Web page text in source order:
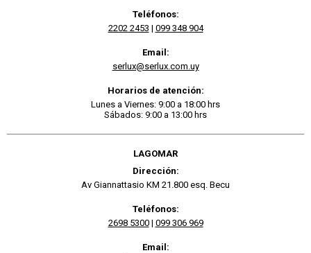
Teléfonos:
2202 2453 | 099 348 904
Email:
serlux@serlux.com.uy
Horarios de atención:
Lunes a Viernes: 9:00 a 18:00 hrs
Sábados: 9:00 a 13:00 hrs
LAGOMAR
Dirección:
Av Giannattasio KM 21.800 esq. Becu
Teléfonos:
2698 5300| 099 306 969
Email: